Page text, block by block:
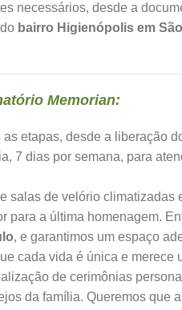
necessários, desde a
bairro Higienópolis em
Memorian:
etapas, desde a liberação
7 dias por semana, para
salas de velório climatizadas
para a última homenagem.
, e garantimos um espaço
cada vida é única e merece
de cerimônias
da família. Queremos que